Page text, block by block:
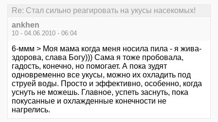
Re: Стал сильно реагировать на укусы насекомых!
ankhen
10 - 04.06.2010 - 06:04
6-ммм > Моя мама когда меня носила пила - я жива-
здорова, слава Богу))) Сама я тоже пробовала,
гадость, конечно, но помогает. А пока зудят
одновременно все укусы, можно их охладить под
струей воды. Просто и эффективно, особенно, когда
уснуть не можешь. Главное, успеть заснуть, пока
покусанные и охлажденные конечности не
нагрелись.